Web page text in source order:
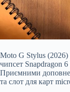
Moto G Stylus
чипсет Snapdragon 6
Приємними
та слот для карт